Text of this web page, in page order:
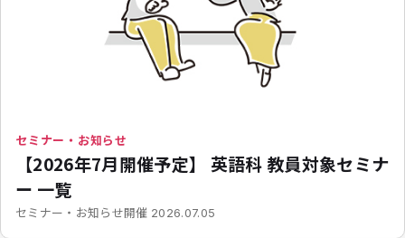
セミナー・お知らせ
【2026年7月開催予定】 英語科 教員対象セミナ
ー 一覧
セミナー・お知らせ開催 2026.07.05